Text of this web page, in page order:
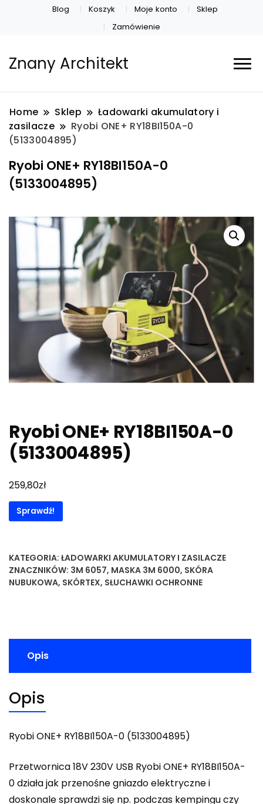
Blog Koszyk Moje konto
Sklep
Zamówienie
Znany Architekt
Home Sklep
Ładowarki akumulatory i
zasilacze
Ryobi ONE+ RY18BI150A-0
(5133004895)
Ryobi ONE+ RY18BI150A-0
(5133004895)
Ryobi ONE+ RY18BI150A-0
(5133004895)
259,80zł
Sprawdź!
KATEGORIA: ŁADOWARKI AKUMULATORY I ZASILACZE
ZNACZNIKÓW: 3M 6057, MASKA 3M 6000, SKÓRA
NUBUKOWA, SKÓRTEX, SŁUCHAWKI OCHRONNE
Opis
Opis
Ryobi ONE+ RY18BI150A-0 (5133004895)
Przetwornica 18V 230V USB Ryobi ONE+ RY18BI150A-
0 działa jak przenośne gniazdo elektryczne i
doskonale sprawdzi się np. podczas kempingu czy